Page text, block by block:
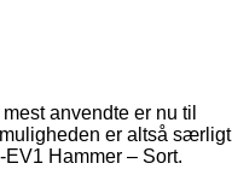
anvendte er nu til
er altså særligt
Hammer – Sort.